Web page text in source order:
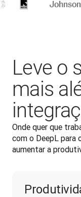
Leve o
mais
Onde quer que
com o DeepL
aumentar a